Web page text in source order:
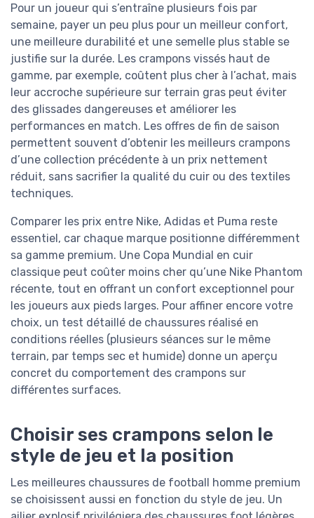
Pour un joueur qui s’entraîne plusieurs fois par
semaine, payer un peu plus pour un meilleur confort,
une meilleure durabilité et une semelle plus stable se
justifie sur la durée. Les crampons vissés haut de
gamme, par exemple, coûtent plus cher à l’achat, mais
leur accroche supérieure sur terrain gras peut éviter
des glissades dangereuses et améliorer les
performances en match. Les offres de fin de saison
permettent souvent d’obtenir les meilleurs crampons
d’une collection précédente à un prix nettement
réduit, sans sacrifier la qualité du cuir ou des textiles
techniques.
Comparer les prix entre Nike, Adidas et Puma reste
essentiel, car chaque marque positionne différemment
sa gamme premium. Une Copa Mundial en cuir
classique peut coûter moins cher qu’une Nike Phantom
récente, tout en offrant un confort exceptionnel pour
les joueurs aux pieds larges. Pour affiner encore votre
choix, un test détaillé de chaussures réalisé en
conditions réelles (plusieurs séances sur le même
terrain, par temps sec et humide) donne un aperçu
concret du comportement des crampons sur
différentes surfaces.
Choisir ses crampons selon le
style de jeu et la position
Les meilleures chaussures de football homme premium
se choisissent aussi en fonction du style de jeu. Un